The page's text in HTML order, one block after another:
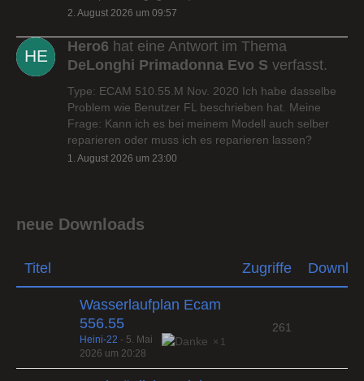
2. August 2026 um 09:57
Hero6 hat eine Antwort im Thema
DeLonghi Primadonna Evo S verfasst.
Type: ECAM 510.55.M Nov. 2020 Ich habe dasselbe
Problem wie Benutzer FL beschrieben hat. Meine
Frage: Kann ich es bei meinem Modell auch selber
reparieren oder muss ich es reparieren lassen?
1. August 2026 um 23:00
neue Downloads
Titel Zugriffe
Wasserlaufplan Ecam
556.55
1
Heini-22 - 5. Mai
2026 um 20:28
261